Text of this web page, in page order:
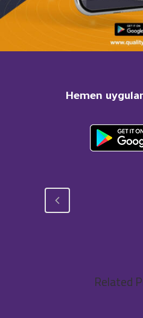
Hemen
Related